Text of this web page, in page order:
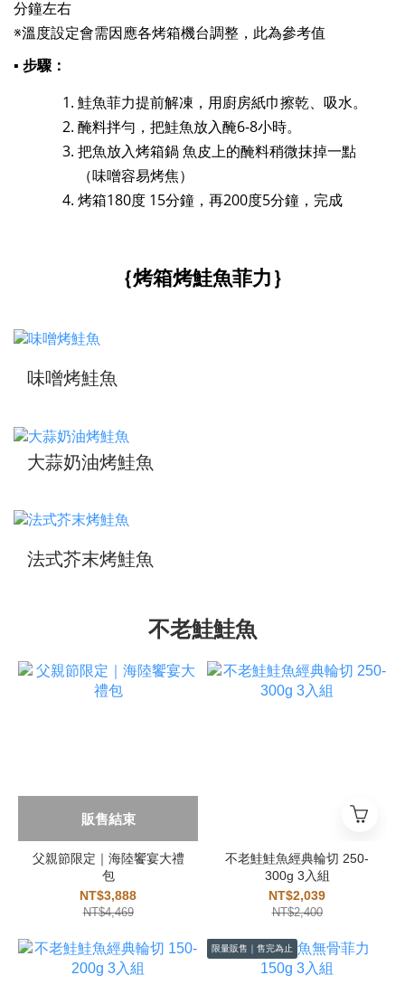
分鐘左右
※溫度設定會需因應各烤箱機台調整，此為參考值
▪ 步驟：
鮭魚菲力提前解凍，用廚房紙巾擦乾、吸水。
醃料拌勻，把鮭魚放入醃6-8小時。
把魚放入烤箱鍋 魚皮上的醃料稍微抹掉一點
（味噌容易烤焦）
烤箱180度 15分鐘，再200度5分鐘，完成
｛烤箱烤鮭魚菲力｝
味噌烤鮭魚
大蒜奶油烤鮭魚
法式芥末烤鮭魚
不老鮭鮭魚
販售結束
父親節限定｜海陸饗宴大禮
包
NT$3,888
NT$4,469
不老鮭鮭魚經典輪切 250-
300g 3入組
NT$2,039
NT$2,400
限量販售｜售完為止